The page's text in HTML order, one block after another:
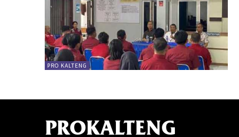
PRO KALTENG
PROKALTENG